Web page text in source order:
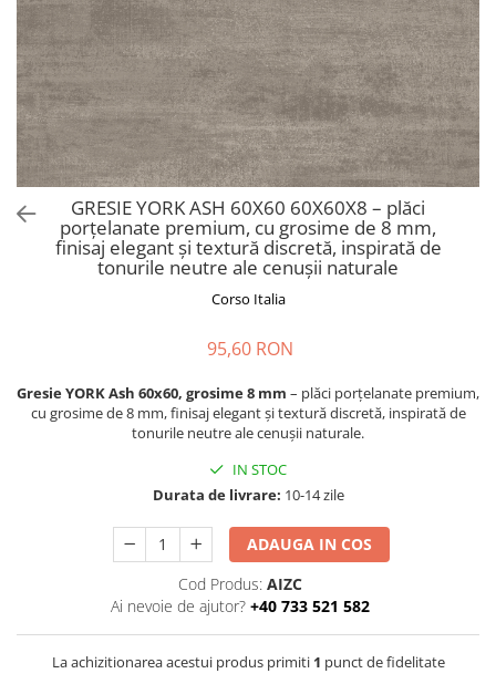
Dulap de baie cu oglindă
Dulap mic de baie
Etajeră pentru baie
Sisteme de Dus
Cabine de dus
Oferta Zilei: Top Vânzări
Baterii termostatice
Coloane de duș cu baterie
Căzi de baie
CHIUVETE STICLA
COMPACT
DISPOZITIVE DETERGENT
ELEGANT
FORM
FORMIC
GALEO
INTERMEZZO
KOMBINO
NOX
QUADRIX COMPOZIT
Recomandate
ROLL
SENSUAL
GRESIE YORK ASH 60X60 60X60X8 – plăci
porțelanate premium, cu grosime de 8 mm,
finisaj elegant și textură discretă, inspirată de
tonurile neutre ale cenușii naturale
Corso Italia
95,60 RON
Gresie YORK Ash 60x60, grosime 8 mm – plăci porțelanate premium,
cu grosime de 8 mm, finisaj elegant și textură discretă, inspirată de
tonurile neutre ale cenușii naturale.
IN STOC
Durata de livrare: 10-14 zile
ADAUGA IN COS
Cod Produs: AIZC
Ai nevoie de ajutor? +40 733 521 582
La achizitionarea acestui produs primiti 1 punct de fidelitate